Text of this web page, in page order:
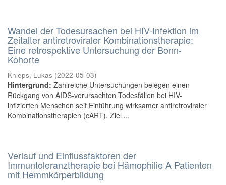
Wandel der Todesursachen bei HIV-Infektion im
Zeitalter antiretroviraler Kombinationstherapie:
Eine retrospektive Untersuchung der Bonn-
Kohorte
Knieps, Lukas (2022-05-03)
Hintergrund: Zahlreiche Untersuchungen belegen einen
Rückgang von AIDS-verursachten Todesfällen bei HIV-
infizierten Menschen seit Einführung wirksamer antiretroviraler
Kombinationstherapien (cART). Ziel ...
Verlauf und Einflussfaktoren der
Immuntoleranztherapie bei Hämophilie A Patienten
mit Hemmkörperbildung